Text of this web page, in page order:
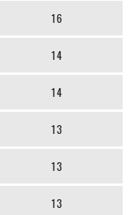
16
14
14
13
13
13